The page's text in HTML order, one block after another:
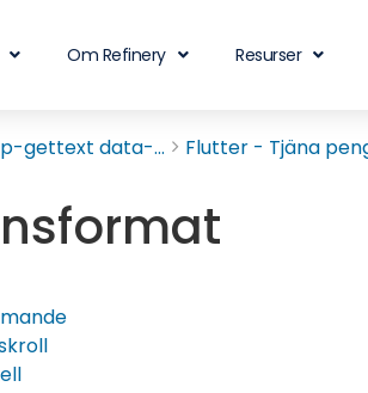
Om Refinery Resurser
gettext data-... Flutter - Tjäna